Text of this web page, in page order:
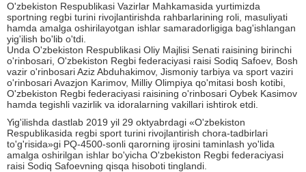
O'zbekiston Respublikasi Vazirlar Mahkamasida yurtimizda
sportning regbi turini rivojlantirishda rahbarlarining roli, masuliyati
hamda amalga oshirilayotgan ishlar samaradorligiga bag'ishlangan
yig'ilish bo'lib o'tdi.
Unda O'zbekiston Respublikasi Oliy Majlisi Senati raisining birinchi
o'rinbosari, O'zbekiston Regbi federaciyasi raisi Sodiq Safoev, Bosh
vazir o'rinbosari Aziz Abduhakimov, Jismoniy tarbiya va sport vaziri
o'rinbosari Avazjon Karimov, Milliy Olimpiya qo'mitasi bosh kotibi,
O'zbekiston Regbi federaciyasi raisining o'rinbosari Oybek Kasimov
hamda tegishli vazirlik va idoralarning vakillari ishtirok etdi.
Yig'ilishda dastlab 2019 yil 29 oktyabrdagi «O'zbekiston
Respublikasida regbi sport turini rivojlantirish chora-tadbirlari
to'g'risida»gi PQ-4500-sonli qarorning ijrosini taminlash yo'lida
amalga oshirilgan ishlar bo'yicha O'zbekiston Regbi federaciyasi
raisi Sodiq Safoevning qisqa hisoboti tinglandi.